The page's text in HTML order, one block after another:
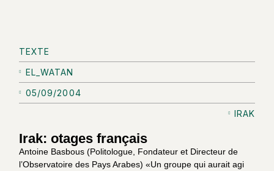
TEXTE
EL_WATAN
05/09/2004
IRAK
Irak: otages français
Antoine Basbous (Politologue, Fondateur et Directeur de
l’Observatoire des Pays Arabes) «Un groupe qui aurait agi